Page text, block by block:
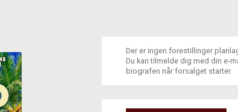
Der er ingen forestillinger
Du kan tilmelde dig med din e-
biografen når forsalget starter.